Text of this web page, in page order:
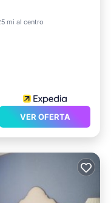
mi al centro
VER OFERTA